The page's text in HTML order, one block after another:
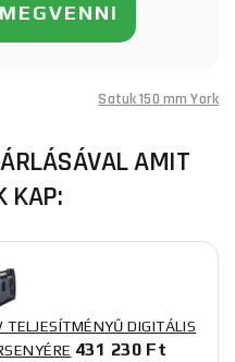
MEGVENNI
Satuk 150 mm York
AMIT
KAP:
DIGITÁLIS
431 230 Ft